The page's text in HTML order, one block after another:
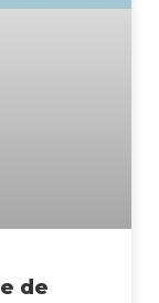
de